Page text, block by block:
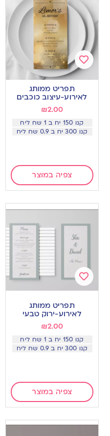
Add
wishlist
תפריט ממותג
לאירוע-עיצוב כוכבים
₪2.00
קנו 150 יח ב 1 שח ליח
קנו 300 יח ב 0.9 שח ליח
צפיה במוצר
Add
wishlist
תפריט ממותג
לאירוע-ירוק טבעי
₪2.00
קנו 150 יח ב 1 שח ליח
קנו 300 יח ב 0.9 שח ליח
צפיה במוצר